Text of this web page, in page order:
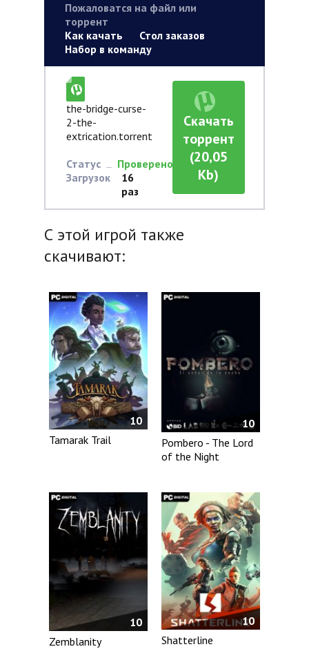
Пожаловатся на файл или
торрент
Как качать
Стол заказов
Набор в команду
the-bridge-curse-
2-the-
extrication.torrent
Статус
Проверено
Загрузок
16
раз
Скачать
торрент
(20,05
Kb)
С этой игрой также
скачивают:
10
Tamarak Trail
10
Pombero - The Lord
of the Night
10
Zemblanity
10
Shatterline